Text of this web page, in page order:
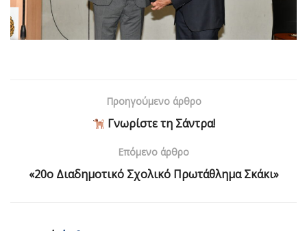
Προηγούμενο άρθρο
Γνωρίστε τη Σάντρα!
Επόμενο άρθρο
«20ο Διαδημοτικό Σχολικό Πρωτάθλημα Σκάκι»